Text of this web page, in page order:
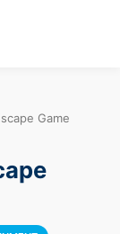
Game